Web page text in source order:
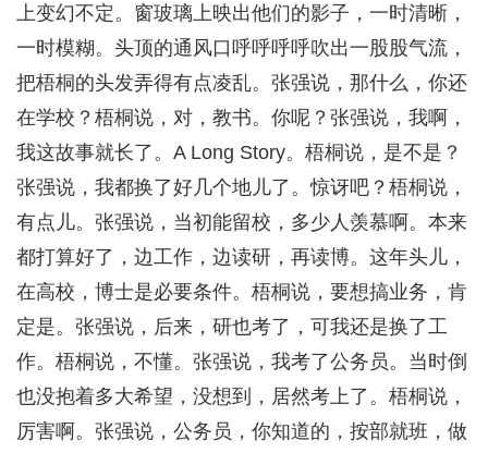
上变幻不定。窗玻璃上映出他们的影子，一时清晰，
一时模糊。头顶的通风口呼呼呼呼吹出一股股气流，
把梧桐的头发弄得有点凌乱。张强说，那什么，你还
在学校？梧桐说，对，教书。你呢？张强说，我啊，
我这故事就长了。A Long Story。梧桐说，是不是？
张强说，我都换了好几个地儿了。惊讶吧？梧桐说，
有点儿。张强说，当初能留校，多少人羡慕啊。本来
都打算好了，边工作，边读研，再读博。这年头儿，
在高校，博士是必要条件。梧桐说，要想搞业务，肯
定是。张强说，后来，研也考了，可我还是换了工
作。梧桐说，不懂。张强说，我考了公务员。当时倒
也没抱着多大希望，没想到，居然考上了。梧桐说，
厉害啊。张强说，公务员，你知道的，按部就班，做